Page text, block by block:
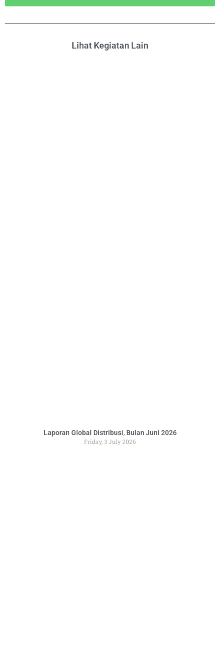
Lihat Kegiatan Lain
Laporan Global Distribusi, Bulan Juni 2026
Friday, 3 July 2026